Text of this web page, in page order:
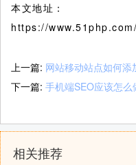
本文地址：
https://
上一篇: 网站移动站点如何添
下一篇: 手机端SEO应该怎么
相关推荐